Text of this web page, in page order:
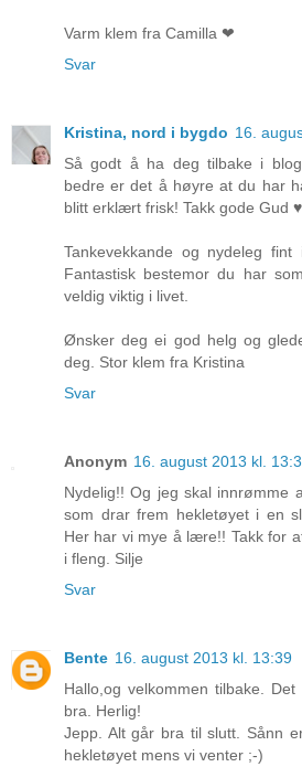
Varm klem fra Camilla ❤
Svar
Kristina, nord i bygdo 16.
Så godt å ha deg tilbake i
bedre er det å høyre at du har
blitt erklært frisk! Takk gode Gud ♥
Tankevekkande og nydeleg
Fantastisk bestemor du har
veldig viktig i livet.
Ønsker deg ei god helg og
deg. Stor klem fra Kristina
Svar
Anonym 16. august 2013 kl.
Nydelig!! Og jeg skal innrømme
som drar frem hekletøyet i en
Her har vi mye å lære!! Takk for
i fleng. Silje
Svar
Bente 16. august 2013 kl. 13:39
Hallo,og velkommen tilbake.
bra. Herlig!
Jepp. Alt går bra til slutt. Sånn
hekletøyet mens vi venter ;-)